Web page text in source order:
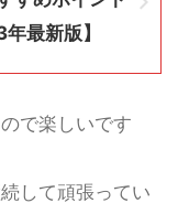
最新版】
で楽しいです
して頑張ってい